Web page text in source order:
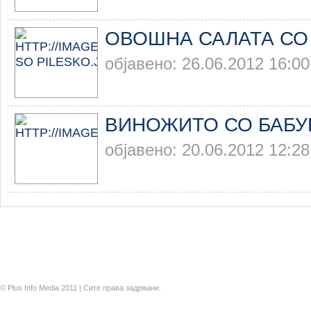
ОВОШНА САЛАТА
објавено: 26.06.2012 16:00
ВИНОЖИТО СО
објавено: 20.06.2012 12:28
© Plus Info Media 2011 | Сите права задржани.